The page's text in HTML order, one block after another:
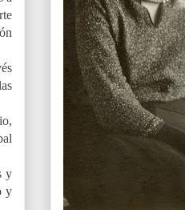
y
y